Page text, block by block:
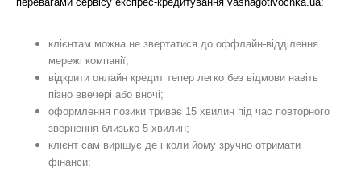
клієнтам можна не звертатися до оффлайн-відділення
мережі компанії;
відкрити онлайн кредит тепер легко без відмови навіть
пізно ввечері або вночі;
оформлення позики триває 15 хвилин під час повторного
звернення близько 5 хвилин;
клієнт сам вирішує де і коли йому зручно отримати
фінанси;